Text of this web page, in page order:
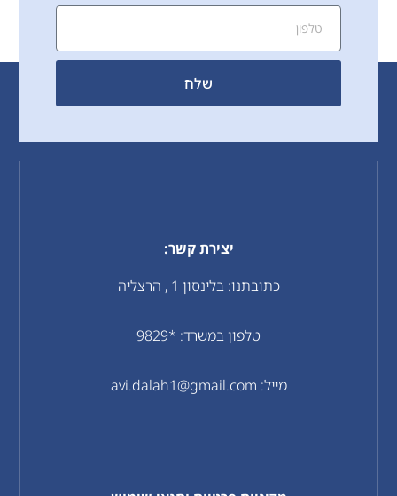
שלח
יצירת קשר:
כתובתנו: בלינסון 1 , הרצליה
טלפון במשרד: *9829
מייל: avi.dalah1@gmail.com